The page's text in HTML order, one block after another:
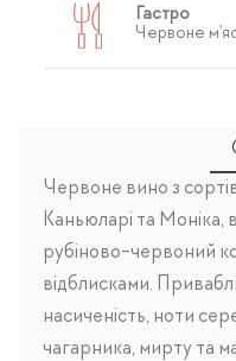
Гастро
Червоне
Червоне вино з
Каньюларі та Моніка,
рубіново-червоний
відблисками.
насиченість, ноти
чагарника, мирту та